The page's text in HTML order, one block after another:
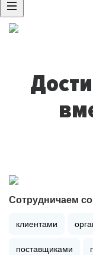
Сотрудничаем
клиентами
поставщиками